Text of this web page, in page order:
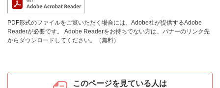
PDF形式のファイルをご覧いただく場合には、Adobe社が提供するAdobe
Readerが必要です。
Adobe Readerをお持ちでない方は、バナーのリンク先
からダウンロードしてください。（無料）
このページを見ている人は